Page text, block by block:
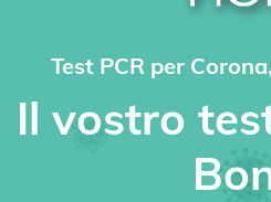
Test PCR per
Il vostro